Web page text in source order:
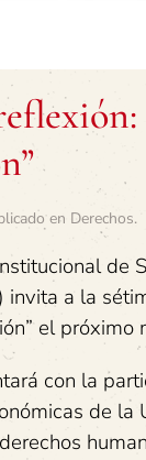
en Derechos.
de
invita a la
el
con la
de la